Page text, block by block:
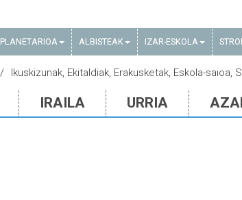
PLANETARIOA ALBISTEAK IZAR-ESKOLA
Ikuskizunak, Ekitaldiak, Erakusketak, Eskola-saioa,
IRAILA URRIA